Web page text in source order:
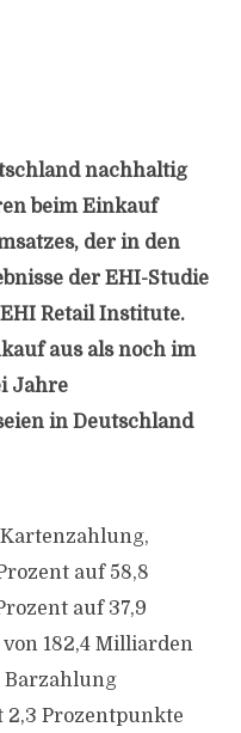
nachhaltig
beim Einkauf
der in den
der EHI-Studie
Retail Institute.
aus als noch im
Jahre
in Deutschland
auf 58,8
auf 37,9
182,4 Milliarden
Barzahlung
2,3 Prozentpunkte